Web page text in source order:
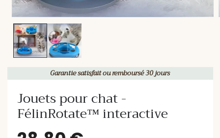
Garantie satisfait ou remboursé 30 jours
Jouets pour chat -
FélinRotate™ interactive